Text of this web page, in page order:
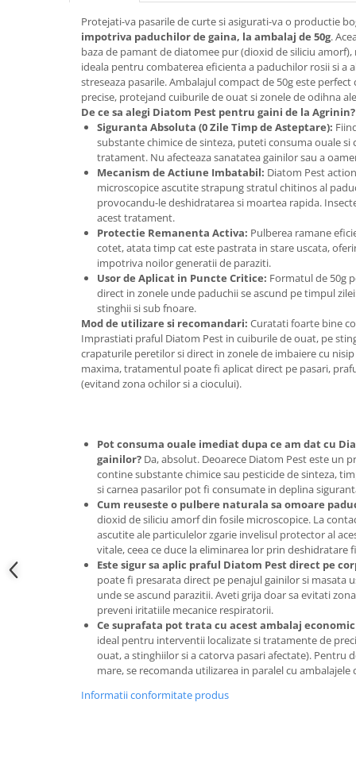
Tratamente repaus vegetativ
Ingrasaminte plante
Ingrasaminte plante
Ingrasaminte plante - CUTIE / KG
Ingrasaminte plante - ECOLOGICE
Ingrasaminte plante - FLORI
Ingrasaminte plante - FLORI - GEL
Casa, Gradina
Accesorii agricole
Accesorii irigat
Araci/ Suporti plante
Candele / Rezerve / Lumanari
Carabine/ carlige
Diverse casa si gradina
Diverse depozitare
Echipament protectie gradina
Furtun / banda / tub
Motofierastrau / Drujba
Protejati-va pasarile de curte si asigurati-va o productie
impotriva paduchilor de gaina, la ambalaj de 50g.
baza de pamant de diatomee pur (dioxid de siliciu
ideala pentru combaterea eficienta a paduchilor rosii si a
streseaza pasarile. Ambalajul compact de 50g este
precise, protejand cuiburile de ouat si zonele de odihna
De ce sa alegi Diatom Pest pentru gaini de la Agrinin?
Siguranta Absoluta (0 Zile Timp de Asteptare):
substante chimice de sinteza, puteti consuma ouale
tratament. Nu afecteaza sanatatea gainilor sau a
Mecanism de Actiune Imbatabil: Diatom Pest
microscopice ascutite strapung stratul chitinos al
provocandu-le deshidratarea si moartea rapida.
acest tratament.
Protectie Remanenta Activa: Pulberea ramane
cotet, atata timp cat este pastrata in stare uscata,
impotriva noilor generatii de paraziti.
Usor de Aplicat in Puncte Critice: Formatul de 50g
direct in zonele unde paduchii se ascund pe timpul
stinghii si sub fnoare.
Mod de utilizare si recomandari: Curatati foarte bine
Imprastiati praful Diatom Pest in cuiburile de ouat, pe
crapaturile peretilor si direct in zonele de imbaiere cu
maxima, tratamentul poate fi aplicat direct pe pasari,
(evitand zona ochilor si a ciocului).
Pot consuma ouale imediat dupa ce am dat cu
gainilor? Da, absolut. Deoarece Diatom Pest este un
contine substante chimice sau pesticide de sinteza,
si carnea pasarilor pot fi consumate in deplina
Cum reuseste o pulbere naturala sa omoare
dioxid de siliciu amorf din fosile microscopice. La
ascutite ale particulelor zgarie invelisul protector al
vitale, ceea ce duce la eliminarea lor prin deshidratare
Este sigur sa aplic praful Diatom Pest direct pe
poate fi presarata direct pe penajul gainilor si masata
unde se ascund parazitii. Aveti grija doar sa evitati
preveni iritatiile mecanice respiratorii.
Ce suprafata pot trata cu acest ambalaj economic
ideal pentru interventii localizate si tratamente de
ouat, a stinghiilor si a catorva pasari afectate). Pentru
mare, se recomanda utilizarea in paralel cu ambalajele
Informatii conformitate produs